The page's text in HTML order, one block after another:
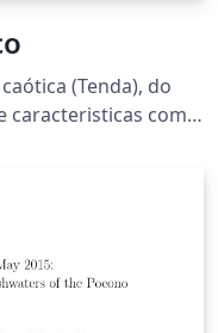
(Tenda), do
caracteristicas como
pontos